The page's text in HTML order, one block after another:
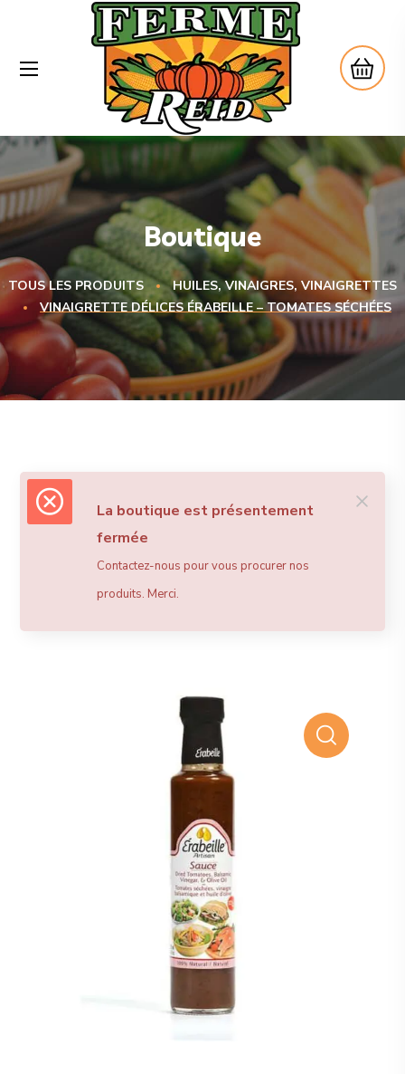
Boutique
TOUS LES PRODUITS
HUILES, VINAIGRES, VINAIGRETTES
VINAIGRETTE DÉLICES ÉRABEILLE – TOMATES SÉCHÉES
La boutique est présentement
fermée
Contactez-nous pour vous procurer nos
produits. Merci.